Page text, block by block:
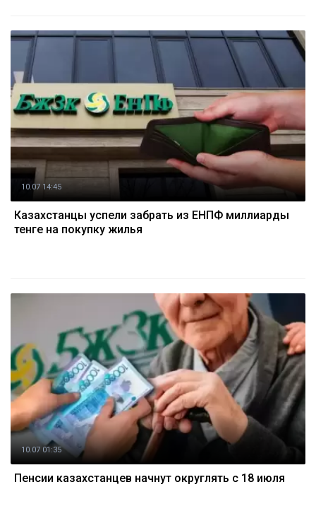
10.07 14:45
Казахстанцы успели забрать из ЕНПФ миллиарды
тенге на покупку жилья
10.07 01:35
Пенсии казахстанцев начнут округлять с 18 июля